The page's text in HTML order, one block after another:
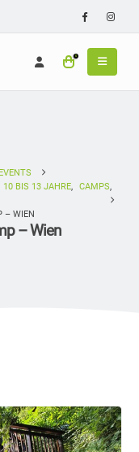
0
10 BIS 13 JAHRE, CAMPS,
– WIEN
– Wien